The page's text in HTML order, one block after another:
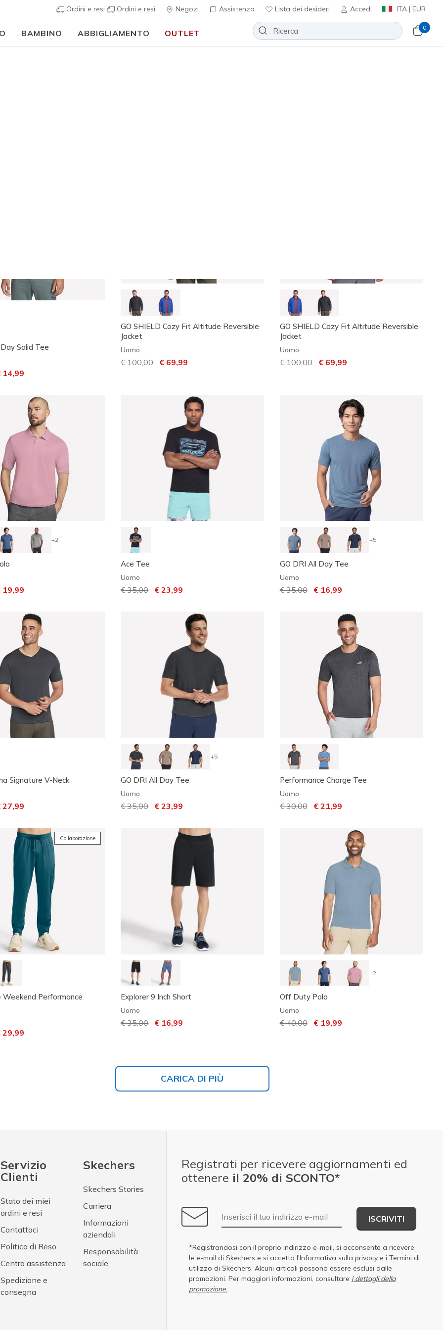
Ordini e resi Ordini e resi Negozi Assistenza Lista dei desideri Accedi ITA | EUR
BAMBINO ABBIGLIAMENTO OUTLET
0
Solid Tee
da
14,99
GO SHIELD Cozy Fit Altitude Reversible
Jacket
Uomo
Prezzo ridotto da
€ 100,00per€ 69,99
GO SHIELD Cozy Fit Altitude Reversible
Jacket
Uomo
Prezzo ridotto da
€ 100,00per€ 69,99
+2
da
19,99
Ace Tee
Uomo
Prezzo ridotto da
€ 35,00per€ 23,99
+5
GO DRI All Day Tee
Uomo
Prezzo ridotto da
€ 35,00per€ 16,99
Signature V-Neck
da
27,99
+5
GO DRI All Day Tee
Uomo
Prezzo ridotto da
€ 35,00per€ 23,99
Performance Charge Tee
Uomo
Prezzo ridotto da
€ 30,00per€ 21,99
Collaborazione
Weekend Performance
da
29,99
Explorer 9 Inch Short
Uomo
Prezzo ridotto da
€ 35,00per€ 16,99
+2
Off Duty Polo
Uomo
Prezzo ridotto da
€ 40,00per€ 19,99
CARICA DI PIÙ
Servizio
Clienti
Stato dei miei
ordini e resi
Contattaci
Politica di Reso
Centro assistenza
Spedizione e
consegna
Skechers
Skechers Stories
Carriera
Informazioni
aziendali
Responsabilità
sociale
Registrati per ricevere aggiornamenti ed
ottenere il 20% di SCONTO*
E-mail
ISCRIVITI
*Registrandosi con il proprio indirizzo e-mail, si acconsente a ricevere
le e-mail di Skechers e si accetta l'Informativa sulla privacy e i Termini di
utilizzo di Skechers. Alcuni articoli possono essere esclusi dalle
promozioni. Per maggiori informazioni, consultare i dettagli della
promozione.